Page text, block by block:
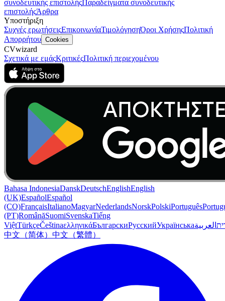
συνοδευτικής επιστολήςΠαραδείγματα συνοδευτικής
επιστολήςΆρθρα
Υποστήριξη
Συχνές ερωτήσειςΕπικοινωνίαΤιμολόγησηΌροι ΧρήσηςΠολιτική
Απορρήτου Cookies
CVwizard
Σχετικά με εμάςΚριτικέςΠολιτική περιεχομένου
Bahasa IndonesiaDanskDeutschEnglishEnglish
(UK)EspañolEspañol
(CO)FrançaisItalianoMagyarNederlandsNorskPolskiPortuguês
(PT)RomânăSuomiSvenskaTiếng
ViệtTürkçeČeštinaελληνικάБългарскиРусскийУкраїнськаالعربية
中文（简体） 中文（繁體）